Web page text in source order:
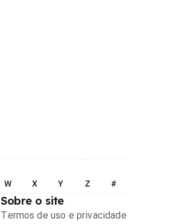
W X Y Z #
Sobre o site
Termos de uso e privacidade